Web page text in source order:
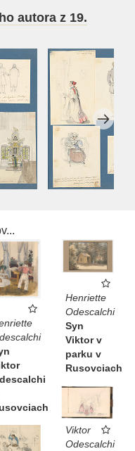
autora z 19.
Henriette
Odescalchi
Syn
Viktor v
parku v
Rusovciach
Viktor
Odescalchi